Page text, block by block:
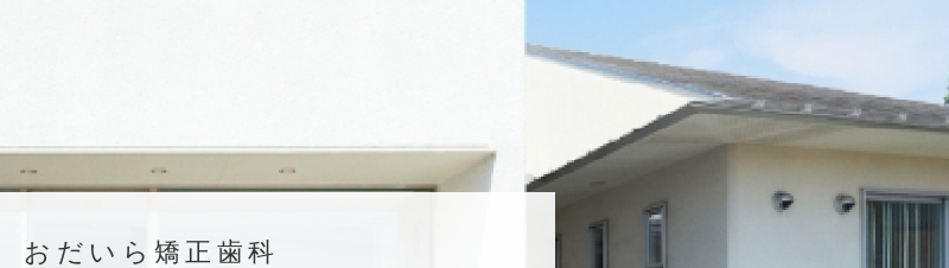
おだいら矯正歯科